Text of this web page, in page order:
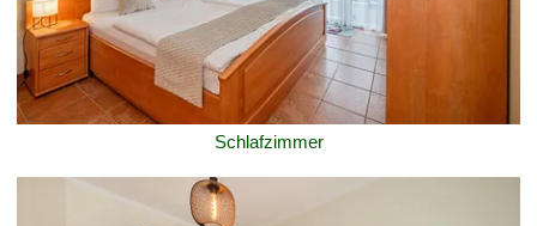
Schlafzimmer